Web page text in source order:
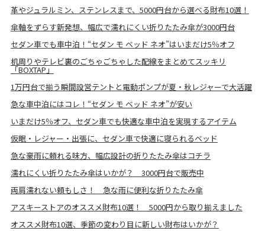
革やジュラルミン、ステンレスまで、5000円台から選べる財布10選！
傘軸をずらす新発想、幅広で濡れにくい折りたたみ傘が3000円台
セダン車でも車中泊！“セダン モ ベッド ネオ”はいまだけ5％オフ
机周りやテレビ裏のごちゃごちゃした配線をまとめてスッキリ
「BOXTAP」
1万円台で揃う瞬間設営テントと電動ポンプが夏・秋レジャーで大活躍
急な車中泊にはコレ！“セダン モ ベッド ネオ”が安い
いまだけ5％オフ、セダン車でも快適な車中泊を実現するアイテム
仮眠・レジャー・出張に、セダン車で快適に寝られるベッド
急な豪雨に頼れる味方、幅広設計の折りたたみ傘はコチラ
濡れにくい折りたたみ傘はいかが？ 3000円台で販売中
両肩濡れない頼もしさ！ 急な雨に便利な折りたたみ傘
アスキーストアのオススメ財布10選！ 5000円から取り揃えました
オススメ財布10選、季節の変わり目に新しい財布はいかが？